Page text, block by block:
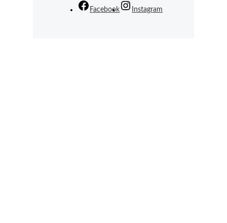
Facebook Instagram